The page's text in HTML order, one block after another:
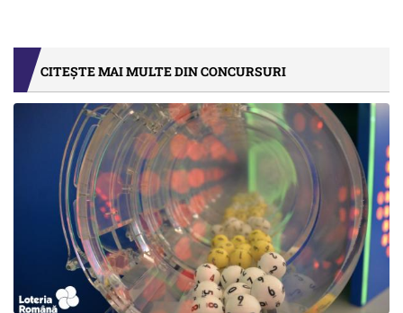
CITEȘTE MAI MULTE DIN CONCURSURI